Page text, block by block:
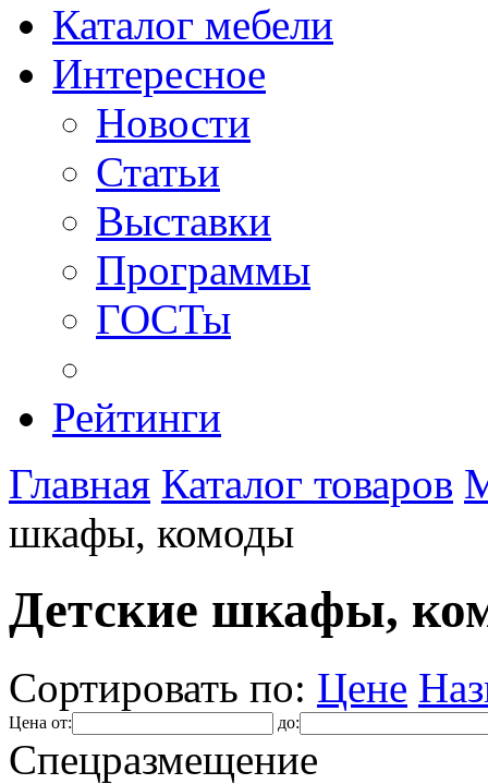
Каталог мебели
Интересное
Новости
Статьи
Выставки
Программы
ГОСТы
Рейтинги
Главная Каталог товаров
шкафы, комоды
Детские шкафы,
Сортировать по: Цене
Цена от: до:
Спецразмещение